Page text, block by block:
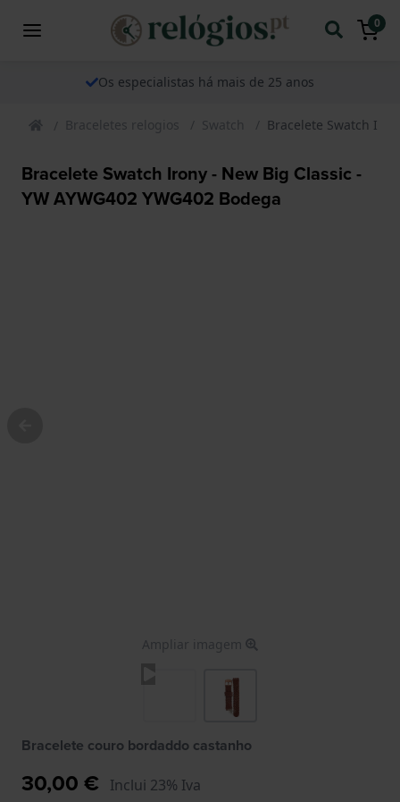
0
Os especialistas há mais de 25 anos
Braceletes relogios Swatch Bracelete Swatch
Bracelete Swatch Irony - New Big Classic -
YW AYWG402 YWG402 Bodega
Ampliar imagem
Bracelete couro bordaddo castanho
30,00 € Inclui 23% Iva